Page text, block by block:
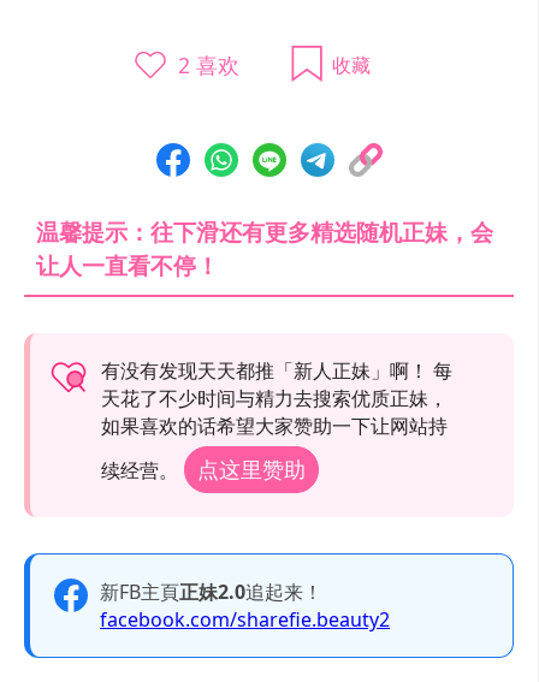
2喜欢 收藏
温馨提示：往下滑还有更多精选随机正妹，会
让人一直看不停！
有没有发现天天都推「新人正妹」啊！ 每
天花了不少时间与精力去搜索优质正妹，
如果喜欢的话希望大家赞助一下让网站持
续经营。
点这里赞助
新FB主頁正妹2.0追起来！
facebook.com/sharefie.beauty2